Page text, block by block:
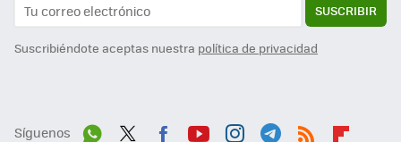
SUSCRIBIR
Suscribiéndote aceptas nuestra política de privacidad
Síguenos